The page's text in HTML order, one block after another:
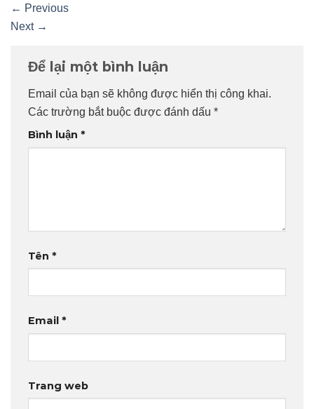
← Previous
Next →
Để lại một bình luận
Email của bạn sẽ không được hiển thị công khai.
Các trường bắt buộc được đánh dấu *
Bình luận *
Tên *
Email *
Trang web